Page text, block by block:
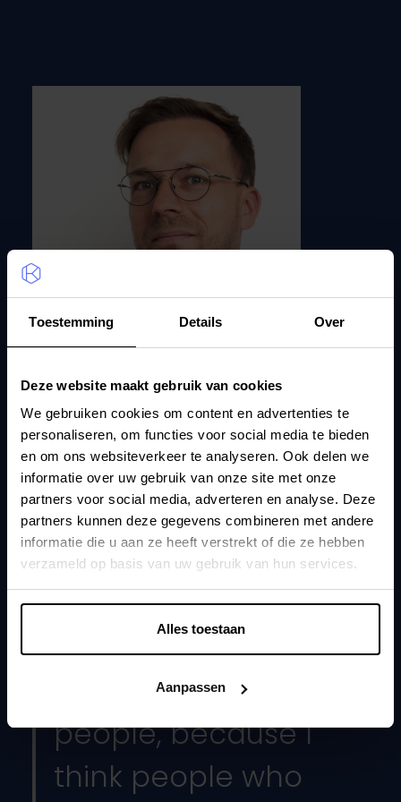
Toestemming Details Over
Deze website maakt gebruik van cookies
We gebruiken cookies om content en advertenties te
personaliseren, om functies voor social media te bieden
en om ons websiteverkeer te analyseren. Ook delen we
informatie over uw gebruik van onze site met onze
partners voor social media, adverteren en analyse. Deze
partners kunnen deze gegevens combineren met andere
informatie die u aan ze heeft verstrekt of die ze hebben
verzameld op basis van uw gebruik van hun services.
Alles toestaan
Aanpassen
Gilliam Flebus
Full Stack Developer met expertise in frontend
Kunlaborant sinds
Oktober 2022
Favoriete liedje
Friday - MOTi
Mag je wakker maken voor
11u maar niet voor 9u
I like offending
people, because I
think people who